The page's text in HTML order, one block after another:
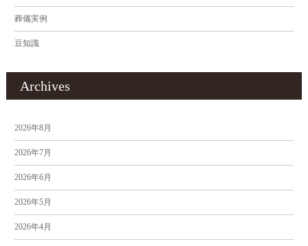
葬儀実例
豆知識
Archives
2026年8月
2026年7月
2026年6月
2026年5月
2026年4月